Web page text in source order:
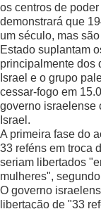
os centros de
demonstrará que
um século, mas
Estado suplantam
principalmente dos
Israel e o grupo
cessar-fogo em
governo israelense
Israel.
A primeira fase do
33 reféns em troca
seriam libertados
mulheres",
O governo
libertação de "33